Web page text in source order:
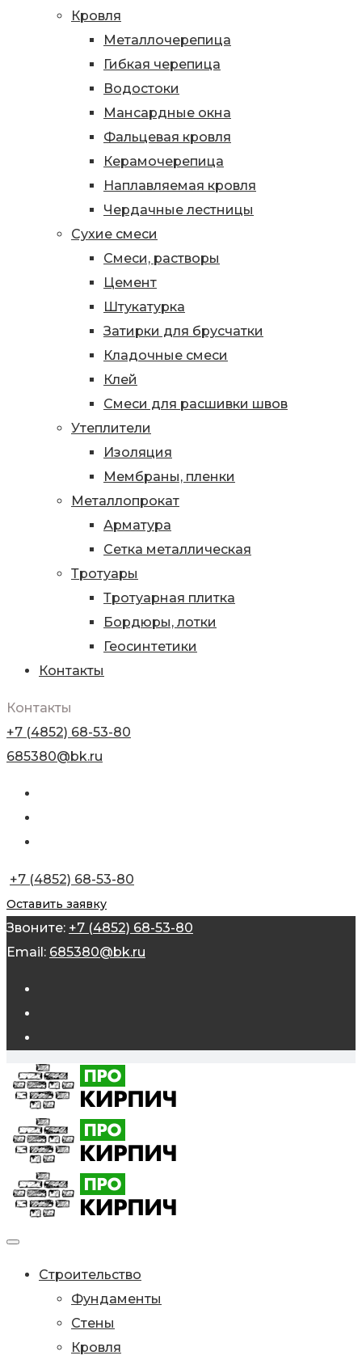
Кровля
Металлочерепица
Гибкая черепица
Водостоки
Мансардные окна
Фальцевая кровля
Керамочерепица
Наплавляемая кровля
Чердачные лестницы
Сухие смеси
Смеси, растворы
Цемент
Штукатурка
Затирки для брусчатки
Кладочные смеси
Клей
Смеси для расшивки швов
Утеплители
Изоляция
Мембраны, пленки
Металлопрокат
Арматура
Сетка металлическая
Тротуары
Тротуарная плитка
Бордюры, лотки
Геосинтетики
Контакты
Контакты
+7 (4852) 68-53-80
685380@bk.ru
+7 (4852) 68-53-80
Оставить заявку
Звоните: +7 (4852) 68-53-80
Email: 685380@bk.ru
Строительство
Фундаменты
Стены
Кровля